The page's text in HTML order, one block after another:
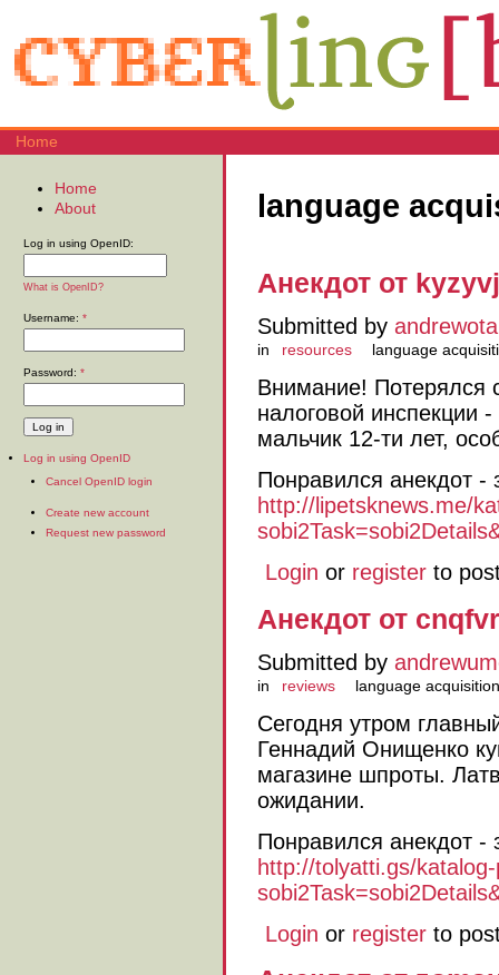
Home
language
Анекдот от kyzyvj
Submitted by andrewota
in resources language
Внимание! Потерялся
налоговой инспекции -
мальчик 12-ти лет,
Понравился анекдот -
http://lipetsknews.me/
Login or register to
Анекдот от cnqfvr
Submitted by
in reviews language acquisition
Сегодня утром
Геннадий Онищенко
магазине шпроты.
ожидании.
Понравился анекдот -
http://tolyatti.gs/
Login or register to
Home
About
Log in using OpenID:
What is OpenID?
Username: *
Password: *
Log in using OpenID
Cancel OpenID login
Create new account
Request new password